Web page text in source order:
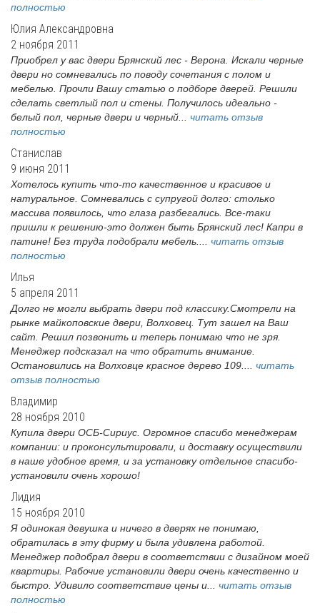
полностью
Юлия Александровна
2 ноября 2011
Приобрел у вас двери Брянский лес - Верона. Искали черные
двери но сомневались по поводу сочетания с полом и
мебелью. Прочли Вашу статью о подборе дверей. Решили
сделать светлый пол и стены. Получилось идеально -
белый пол, черные двери и черный... читать отзыв
полностью
Станислав
9 июня 2011
Хотелось купить что-то качественное и красивое и
натуральное. Сомневались с супругой долго: столько
массива появилось, что глаза разбегались. Все-таки
пришли к решению-это должен быть Брянский лес! Капри в
патине! Без труда подобрали мебель.... читать отзыв
полностью
Илья
5 апреля 2011
Долго не могли выбрать двери под классику.Смотрели на
рынке майкоповские двери, Волховец. Тут зашел на Ваш
сайт. Решил позвонить и теперь понимаю что не зря.
Менеджер подсказал на что обратить внимание.
Остановились на Волховце красное дерево 109.... читать
отзыв полностью
Владимир
28 ноября 2010
Купила двери ОСБ-Сириус. Огромное спасибо менеджерам
компании: и проконсультировали, и доставку осуществили
в наше удобное время, и за установку отдельное спасибо-
установили очень хорошо!
Лидия
15 ноября 2010
Я одинокая девушка и ничего в дверях не понимаю,
обратилась в эту фирму и была удивлена работой.
Менеджер подобрал двери в соответствии с дизайном моей
квартиры. Рабочие установили двери очень качественно и
быстро. Удивило соответствие цены и... читать отзыв
полностью